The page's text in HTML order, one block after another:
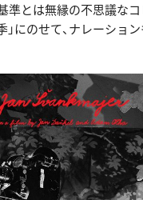
準とは無縁の不思議な
」にのせて、ナレーショ